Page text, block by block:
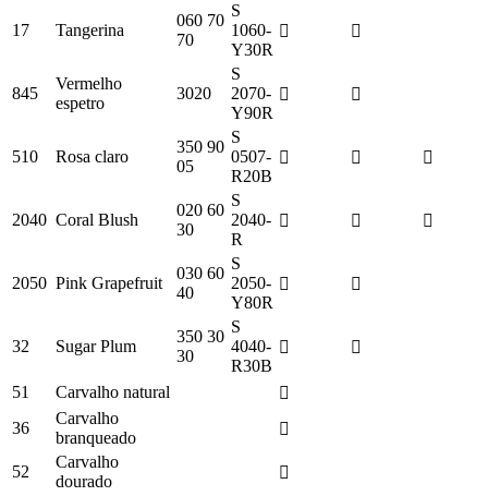
17 Tangerina
060 70
70
S
1060-
Y30R
845
Vermelho
espetro
3020
S
2070-
Y90R
510 Rosa claro
350 90
05
S
0507-
R20B
2040 Coral Blush
020 60
30
S
2040-
R
2050 Pink Grapefruit
030 60
40
S
2050-
Y80R
32 Sugar Plum
350 30
30
S
4040-
R30B
51
Carvalho natural
36
Carvalho
branqueado
52
Carvalho
dourado